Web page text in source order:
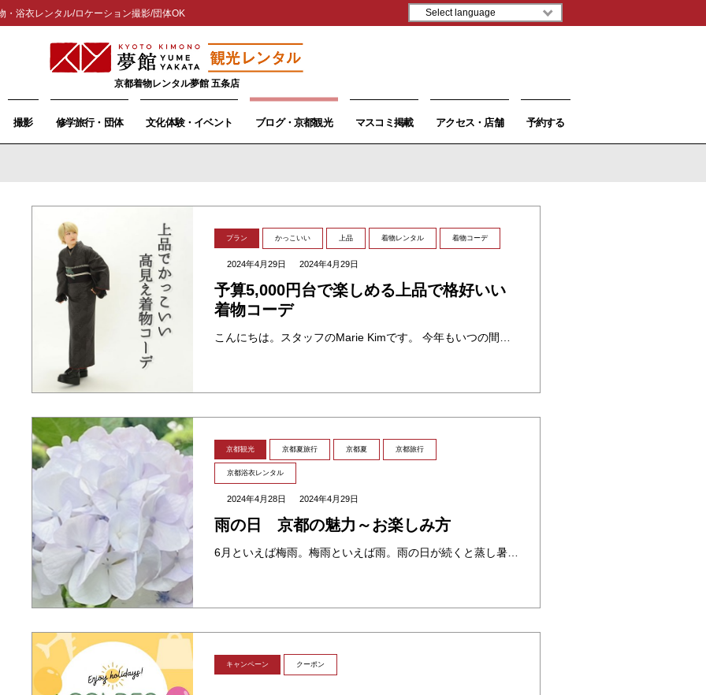
・浴衣レンタル/ロケーション撮影/団体OK
京都着物レンタル夢館 五条店
撮影 修学旅行・団体 文化体験・イベント ブログ・京都観光 マスコミ掲載 アクセス・店舗 予約する
プラン かっこいい 上品 着物レンタル 着物コーデ
2024年4月29日 2024年4月29日
予算5,000円台で楽しめる上品で格好いい
着物コーデ
京都観光 京都夏旅行 京都夏 京都旅行
京都浴衣レンタル
2024年4月28日 2024年4月29日
雨の日 京都の魅力～お楽しみ方
6月といえば梅雨。梅雨といえば雨。雨の日が続くと蒸し暑く、服や足元も雨で濡れるし苦手な季節だと思う方も多いのではないでしょうか。外出も億劫になりがちですが、そんな6月でしか経験出来ない京都の魅力をご紹介♡ 雨の日の京都の ・・・
キャンペーン クーポン